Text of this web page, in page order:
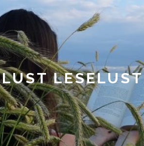
LESELUST